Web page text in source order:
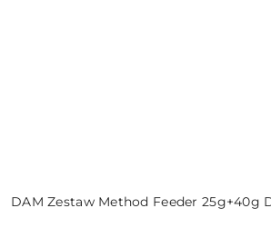
DAM Zestaw Method Feeder 25g+40g